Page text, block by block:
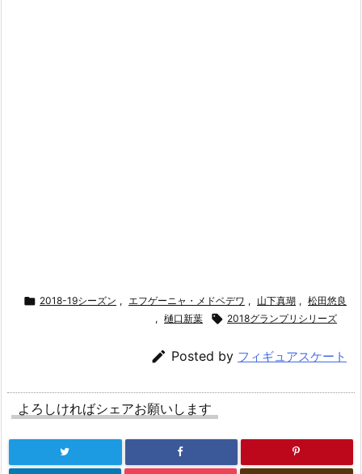
 2018-19シーズン , エフゲーニャ・メドベデワ , 山下真瑚 , 松田悠良
, 樋口新葉  2018グランプリシリーズ
 Posted by フィギュアスケート
よろしければシェアお願いします